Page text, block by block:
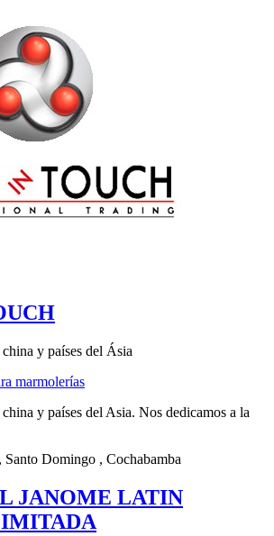
y países del Ásia
marmolerías
y países del Asia. Nos dedicamos a la
, Santo Domingo , Cochabamba
JANOME LATIN